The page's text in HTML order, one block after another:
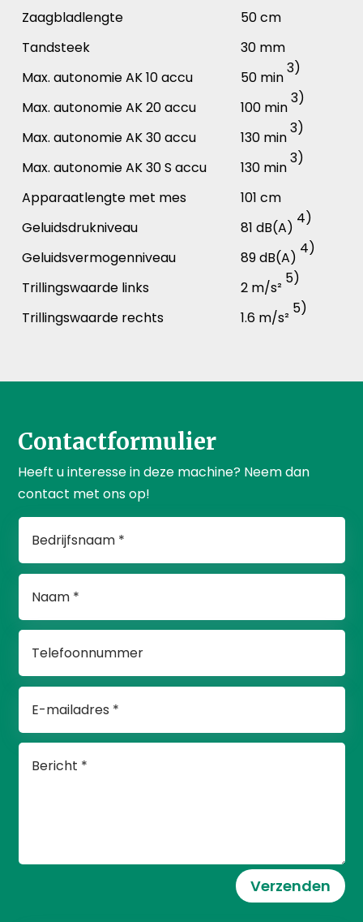
Zaagbladlengte
50 cm
Tandsteek
30 mm
Max. autonomie AK 10 accu
50 min
3)
Max. autonomie AK 20 accu 100 min
3)
Max. autonomie AK 30 accu 130 min
3)
Max. autonomie AK 30 S accu 130 min
3)
Apparaatlengte met mes
101 cm
Geluidsdrukniveau
81 dB(A)
4)
Geluidsvermogenniveau 89 dB(A)
4)
Trillingswaarde links 2 m/s²
5)
Trillingswaarde rechts 1.6 m/s²
5)
Contactformulier
Heeft u interesse in deze machine? Neem dan
contact met ons op!
Verzenden